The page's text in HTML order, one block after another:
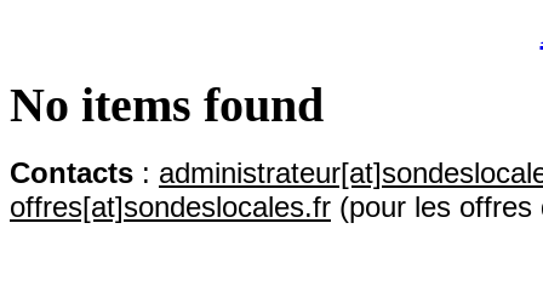
No items found
Contacts :
offres[at]sondeslocales.fr (pour les offres